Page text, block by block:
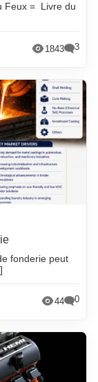
Feux = Livre du
1843 3
fonderie peut
44 0